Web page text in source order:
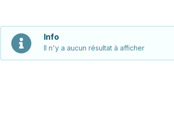
Info
Il n'y a aucun résultat à afficher